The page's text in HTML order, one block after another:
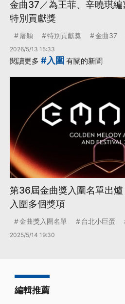
金曲37／為王菲、辛曉琪
特別貢獻獎
屠穎 特別貢獻獎 金曲37
2026/5/13 15:33
閱讀更多 #入圍 有關的新聞
第36屆金曲獎入圍名單出爐
入圍多個獎項
金曲獎入圍名單 台北小巨蛋
2025/5/14 19:30
編輯推薦